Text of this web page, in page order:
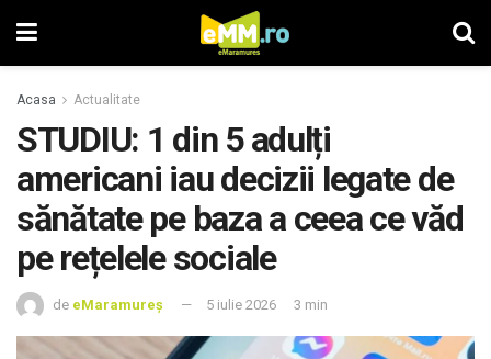
Acasa Actualitate
STUDIU: 1 din 5 adulți
americani iau decizii legate de
sănătate pe baza a ceea ce văd
pe rețelele sociale
de eMaramureș 5 iulie 2026 3 min